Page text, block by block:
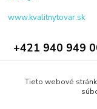
www.kvalitnytovar.sk
+421 940 949
Tieto webové